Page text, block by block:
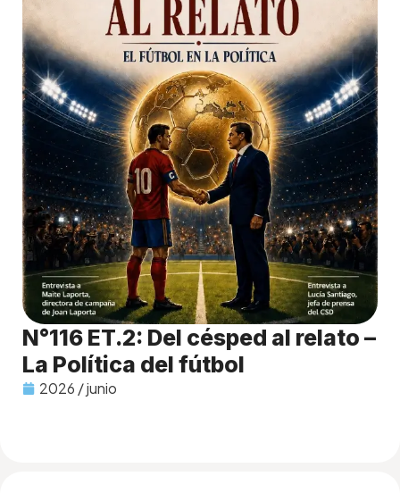
N°116 ET.2: Del césped al relato –
La Política del fútbol
2026 / junio